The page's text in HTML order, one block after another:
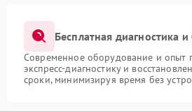
Бесплатная диагностика
Современное оборудование и опыт
экспресс-диагностику и
сроки, минимизируя время без